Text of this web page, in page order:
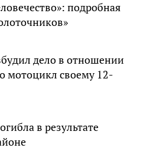
подробная
дело в отношении
мотоцикл своему 12-
в результате